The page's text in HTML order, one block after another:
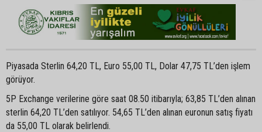
Piyasada Sterlin 64,20 TL, Euro 55,00 TL, Dolar 47,75 TL’den işlem
görüyor.
5P Exchange verilerine göre saat 08.50 itibarıyla; 63,85 TL’den alınan
sterlin 64,20 TL’den satılıyor. 54,65 TL’den alınan euronun satış fiyatı
da 55,00 TL olarak belirlendi.